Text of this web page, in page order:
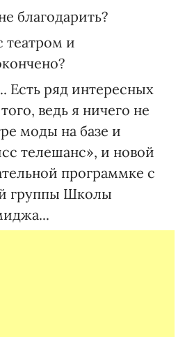
благодарить?
театром и
Есть ряд интересных
ведь я ничего не
моды на базе и
телешанс», и новой
программке с
группы Школы